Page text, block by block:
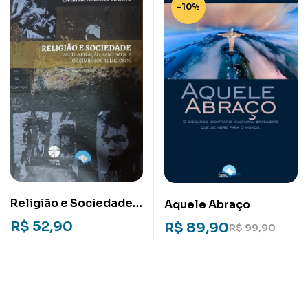
Religião e Sociedade:
Secularização,
laicidade e os
R$ 52,90
-10%
Aquele Abraço
R$99,90
R$ 89,90